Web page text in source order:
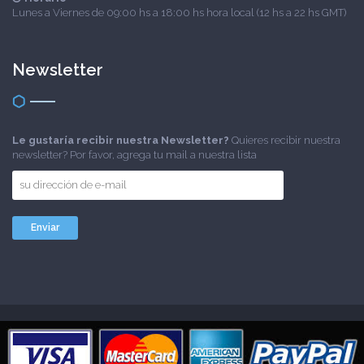
Lunes a Viernes de 09:00 hs a 18:00 hs hora local (12 hs a 22 hs GMT)
Newsletter
Le gustaría recibir nuestra Newsletter? Quieres recibir nuestra
newsletter? Por favor, agrega tu mail a nuestra lista